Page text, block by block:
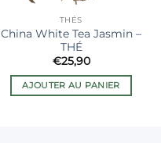
THÉS
China White Tea Jasmin –
THÉ
€25,90
AJOUTER AU PANIER